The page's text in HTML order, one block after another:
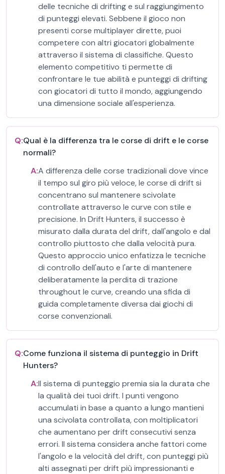
delle tecniche di drifting e sul raggiungimento
di punteggi elevati. Sebbene il gioco non
presenti corse multiplayer dirette, puoi
competere con altri giocatori globalmente
attraverso il sistema di classifiche. Questo
elemento competitivo ti permette di
confrontare le tue abilità e punteggi di drifting
con giocatori di tutto il mondo, aggiungendo
una dimensione sociale all'esperienza.
Q:Qual è la differenza tra le corse di drift e le corse
normali?
A:A differenza delle corse tradizionali dove vince
il tempo sul giro più veloce, le corse di drift si
concentrano sul mantenere scivolate
controllate attraverso le curve con stile e
precisione. In Drift Hunters, il successo è
misurato dalla durata del drift, dall'angolo e dal
controllo piuttosto che dalla velocità pura.
Questo approccio unico enfatizza le tecniche
di controllo dell'auto e l'arte di mantenere
deliberatamente la perdita di trazione
throughout le curve, creando una sfida di
guida completamente diversa dai giochi di
corse convenzionali.
Q:Come funziona il sistema di punteggio in Drift
Hunters?
A:Il sistema di punteggio premia sia la durata che
la qualità dei tuoi drift. I punti vengono
accumulati in base a quanto a lungo mantieni
una scivolata controllata, con moltiplicatori
che aumentano per drift consecutivi senza
errori. Il sistema considera anche fattori come
l'angolo e la velocità del drift, con punteggi più
alti assegnati per drift più impressionanti e